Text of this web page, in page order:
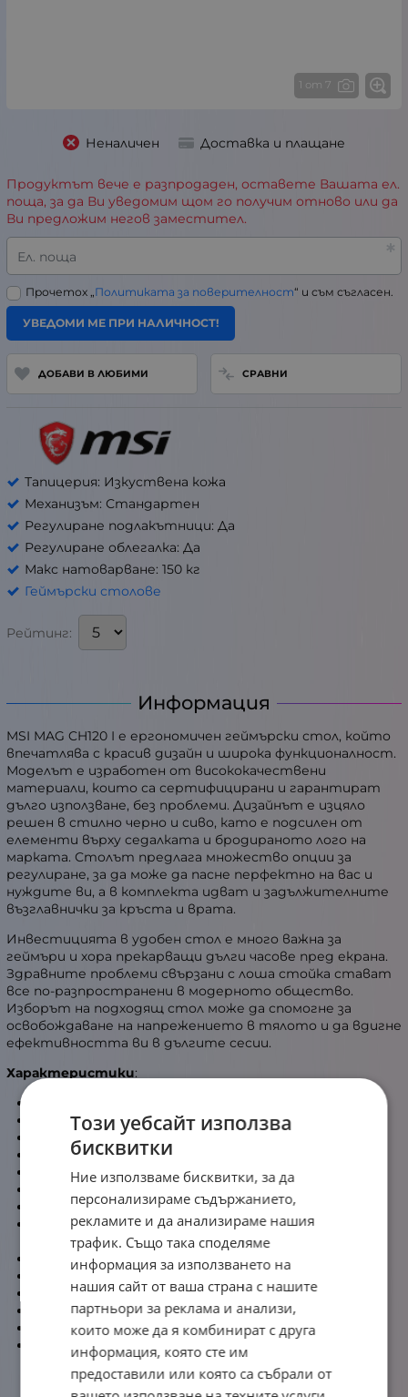
1 от 7
Неналичен Доставка и плащане
Продуктът вече е разпродаден, оставете Вашата ел.
поща, за да Ви уведомим щом го получим отново или да
Ви предложим негов заместител.
Ел. поща
Прочетох „ Политиката за поверителност“ и съм съгласен.
УВЕДОМИ МЕ ПРИ НАЛИЧНОСТ!
ДОБАВИ В ЛЮБИМИ СРАВНИ
Тапицерия: Изкуствена кожа
Механизъм: Стандартен
Регулиране подлакътници: Да
Регулиране облегалка: Да
Макс натоварване: 150 кг
Геймърски столове
Рейтинг:
Информация
MSI MAG CH120 I е ергономичен геймърски стол, който
впечатлява с красив дизайн и широка функционалност.
Моделът е изработен от висококачествени
материали, които са сертифицирани и гарантират
дълго използване, без проблеми. Дизайнът е изцяло
решен в стилно черно и сиво, като е подсилен от
елементи върху седалката и бродираното лого на
марката. Столът предлага множество опции за
регулиране, за да може да пасне перфектно на вас и
нуждите ви, а в комплекта идват и задължителните
възглавнички за кръста и врата.
Инвестицията в удобен стол е много важна за
геймъри и хора прекарващи дълги часове пред екрана.
Здравните проблеми свързани с лоша стойка стават
все по-разпространени в модерното общество.
Изборът на подходящ стол може да спомогне за
освобождаване на напрежението в тялото и да вдигне
ефективността ви в дългите сесии.
Характеристики:
Накланяща се облегалка до 180 градуса
Големи подлакътници с 4D настройки (в 4 посоки)
Сертифициран газов амортисьор Class 4
Стоманена основа тип звезда с пет лъча
Заключваща функция на колелата
Включени в комплекта възглавници за врата и
лумбална опора
Пълнеж от формована пяна с висока плътност
Плътност на пяната: 40-45 kg/m3
Покритие от висококачествена изкуствена кожа
Механизъм за накланяне (стандартен)
Заключване на накланянето
Гаранция: 24 месеца
Този уебсайт използва
бисквитки
Ние използваме бисквитки, за да
персонализираме съдържанието,
рекламите и да анализираме нашия
трафик. Също така споделяме
информация за използването на
нашия сайт от ваша страна с нашите
партньори за реклама и анализи,
които може да я комбинират с друга
информация, която сте им
предоставили или която са събрали от